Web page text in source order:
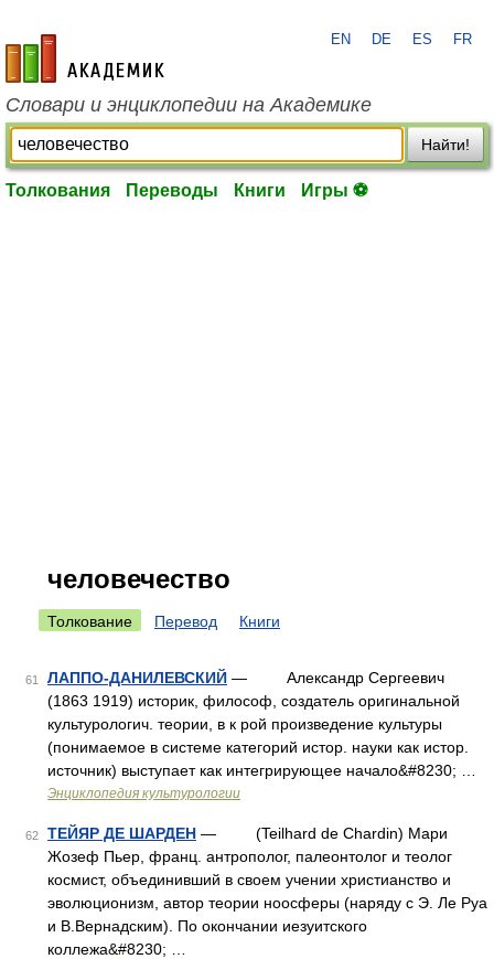
academic.ru
EN DE ES FR
Словари и энциклопедии на Академике
Найти!
Толкования Переводы Книги Игры ⚽
человечество
Толкование Перевод Книги
61 ЛАППО-ДАНИЛЕВСКИЙ — Александр Сергеевич
(1863 1919) историк, философ, создатель оригинальной
культурологич. теории, в к рой произведение культуры
(понимаемое в системе категорий истор. науки как истор.
источник) выступает как интегрирующее начало&#8230; …
Энциклопедия культурологии
62 ТЕЙЯР ДЕ ШАРДЕН — (Teilhard de Chardin) Мари
Жозеф Пьер, франц. антрополог, палеонтолог и теолог
космист, объединивший в своем учении христианство и
эволюционизм, автор теории ноосферы (наряду с Э. Ле Руа
и В.Вернадским). По окончании иезуитского
коллежа&#8230; …